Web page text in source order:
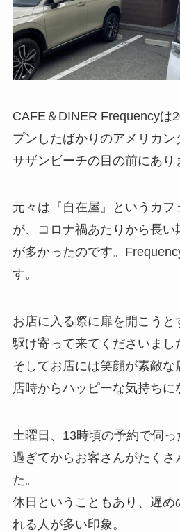
CAFE＆DINER Frequencyは
プンしたばかりのアメリカン
サザンビーチの目の前にあり
元々は『自在屋』というカフ
が、コロナ禍あたりから長い
が多かったのです。
す。
お店に入る際に扉を開こう
駆け寄って来てくださいまし
そしてお店には笑顔が素敵な
店時からハッピーな気持ちに
土曜日、13時頃の予約で伺
過ぎてからお客さんがたくさ
た。
休日ということもあり、遅め
れる人が多い印象。